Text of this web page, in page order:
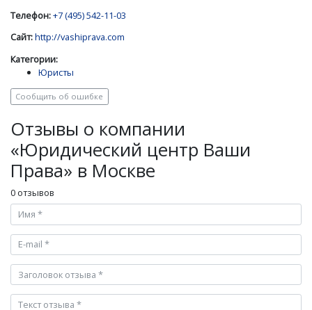
Телефон:+7 (495) 542-11-03
Сайт:http://vashiprava.com
Категории:
Юристы
Сообщить об ошибке
Отзывы о компании
«Юридический центр Ваши
Права» в Москве
0 отзывов